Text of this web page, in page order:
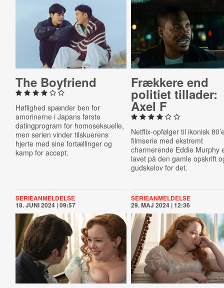
The Boyfriend
Høflighed spænder ben for
amorinerne i Japans første
datingprogram for homoseksuelle,
men serien vinder tilskuerens
hjerte med sine fortællinger og
kamp for accept.
Frækkere end
politiet tillader:
Axel F
Netflix-opfølger til ikonisk
filmserie med ekstremt
charmerende Eddie Murphy
lavet på den gamle opskrift
gudskelov for det.
SERIEANMELDELSE
18. JUNI 2024 | 09:57
SERIEANMELDELSE
29. MAJ 2024 | 12:36